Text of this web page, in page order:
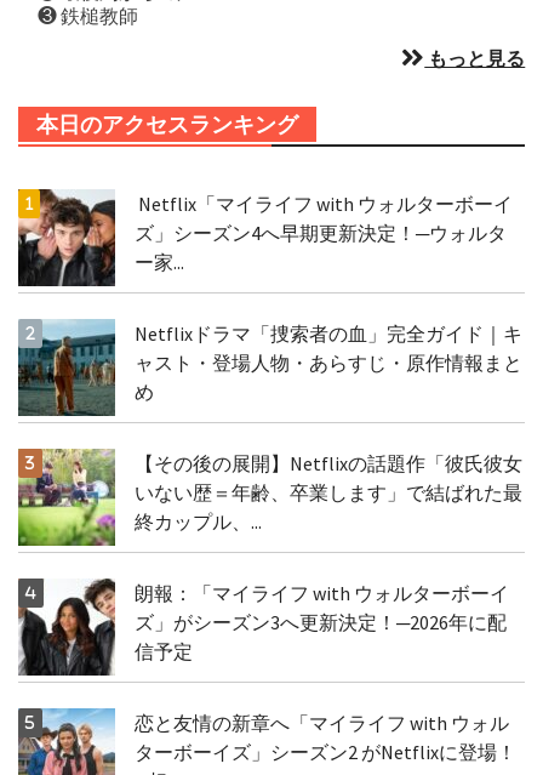
❸ 鉄槌教師
もっと見る
本日のアクセスランキング
Netflix「マイライフ with ウォルターボーイ
ズ」シーズン4へ早期更新決定！─ウォルタ
ー家...
Netflixドラマ「捜索者の血」完全ガイド｜キ
ャスト・登場人物・あらすじ・原作情報まと
め
【その後の展開】Netflixの話題作「彼氏彼女
いない歴＝年齢、卒業します」で結ばれた最
終カップル、...
朗報：「マイライフ with ウォルターボーイ
ズ」がシーズン3へ更新決定！─2026年に配
信予定
恋と友情の新章へ「マイライフ with ウォル
ターボーイズ」シーズン2 がNetflixに登場！